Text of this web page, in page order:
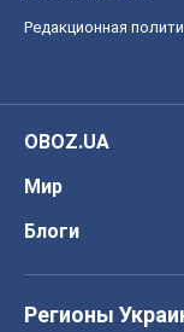
Редакционная
OBOZ.UA
Мир
Блоги
Регионы